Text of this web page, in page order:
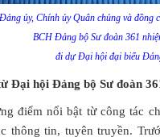
ủy, Chính ủy Quân chủng và đồng
BCH Đảng bộ Sư đoàn 361
đi dự Đại hội đại biểu
Đại hội Đảng bộ Sư đoàn
điểm nổi bật từ công tác
thông tin, tuyên truyền.